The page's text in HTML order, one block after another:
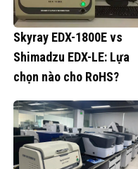
Skyray EDX-1800E vs
Shimadzu EDX-LE: Lựa
chọn nào cho RoHS?